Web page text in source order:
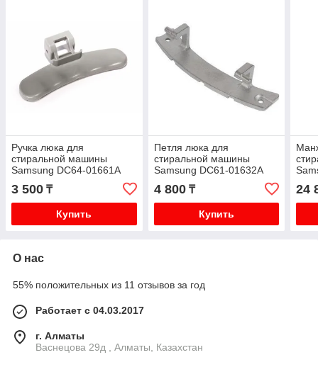
Ручка люка для
стиральной машины
Samsung DC64-01661A
DC64-01948B DC64-
01948A
3 500 ₸
Купить
Петля люка для
стиральной машины
Samsung DC61-01632A
4 800₸
Купить
24
О нас
55% положительных из 11 отзывов за год
Работает с 04.03.2017
г. Алматы
Васнецова 29д , Алматы, Казахстан